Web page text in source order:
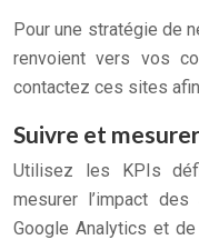
Pour une stratégie de
renvoient vers vos
contactez ces sites
Suivre et
Utilisez les KPIs
mesurer l’impact
Google Analytics et